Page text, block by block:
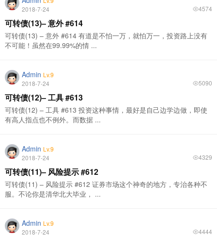
2018-7-24
4574
可转债(13)– 意外 #614
可转债(13) – 意外 #614 有道是不怕一万，就怕万一，投资路上没有
不可能！虽然在99.99%的情 ...
Admin Lv.9
2018-7-24
5090
可转债(12)– 工具 #613
可转债(12) – 工具 #613 投资这种事情，最好是自己边学边做，即使
有高人指点也不例外。而数据 ...
Admin Lv.9
2018-7-24
4329
可转债(11)– 风险提示 #612
可转债(11) – 风险提示 #612 证券市场这个神奇的地方，专治各种不
服。不论你是清华北大毕业， ...
Admin Lv.9
2018-7-24
4444